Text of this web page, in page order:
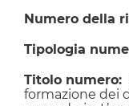
Numero della
Tipologia
Titolo numero
formazione dei